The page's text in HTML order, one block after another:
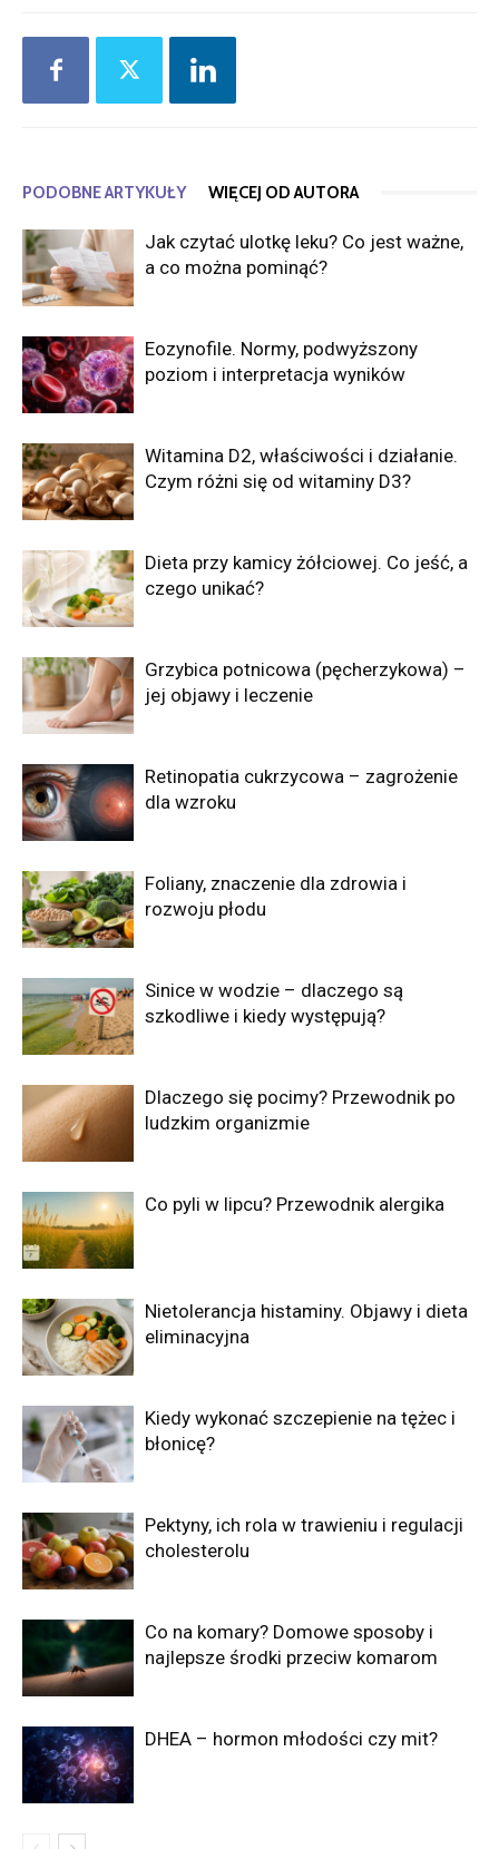
PODOBNE ARTYKUŁY WIĘCEJ OD AUTORA
Jak czytać ulotkę leku? Co jest ważne,
a co można pominąć?
Eozynofile. Normy, podwyższony
poziom i interpretacja wyników
Witamina D2, właściwości i działanie.
Czym różni się od witaminy D3?
Dieta przy kamicy żółciowej. Co jeść, a
czego unikać?
Grzybica potnicowa (pęcherzykowa) –
jej objawy i leczenie
Retinopatia cukrzycowa – zagrożenie
dla wzroku
Foliany, znaczenie dla zdrowia i
rozwoju płodu
Sinice w wodzie – dlaczego są
szkodliwe i kiedy występują?
Dlaczego się pocimy? Przewodnik po
ludzkim organizmie
Co pyli w lipcu? Przewodnik alergika
Nietolerancja histaminy. Objawy i dieta
eliminacyjna
Kiedy wykonać szczepienie na tężec i
błonicę?
Pektyny, ich rola w trawieniu i regulacji
cholesterolu
Co na komary? Domowe sposoby i
najlepsze środki przeciw komarom
DHEA – hormon młodości czy mit?